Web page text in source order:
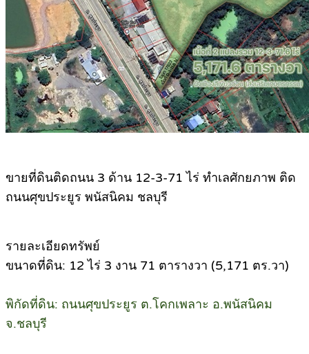
ขายที่ดินติดถนน 3 ด้าน 12-3-71 ไร่ ทำเลศักยภาพ ติด
ถนนศุขประยูร พนัสนิคม ชลบุรี
รายละเอียดทรัพย์
ขนาดที่ดิน: 12 ไร่ 3 งาน 71 ตารางวา (5,171 ตร.วา)
พิกัดที่ดิน: ถนนศุขประยูร ต.โคกเพลาะ อ.พนัสนิคม
จ.ชลบุรี